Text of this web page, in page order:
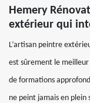
Hemery
extérieur qui
L’artisan peintre
est sûrement le
de formations
ne peint jamais en plein